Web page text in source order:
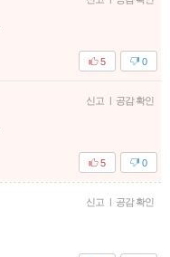
0
5
신고 | 공감 확인
0
5
신고 | 공감 확인